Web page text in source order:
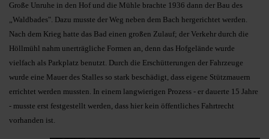
Große Unruhe in den Hof und die Mühle brachte 1936 dann der Bau des
„Waldbades". Dazu musste der Weg neben dem Bach hergerichtet wer­den.
Nach dem Krieg hatte das Bad einen großen Zulauf; der Ver­kehr durch die
Höllmühl nahm unerträgliche Formen an, denn das Hof­gelände wurde
vielfach als Parkplatz benutzt. Durch die Erschütterungen der Fahrzeuge
wurde eine Mauer des Stalles so stark beschädigt, dass eige­ne Stützmauern
errichtet werden muss­ten. In einem langwierigen Pro­zess - er dauerte 15 Jahre
- musste erst festgestellt werden, dass hier kein öffentliches Fahrtrecht
vorhanden ist.